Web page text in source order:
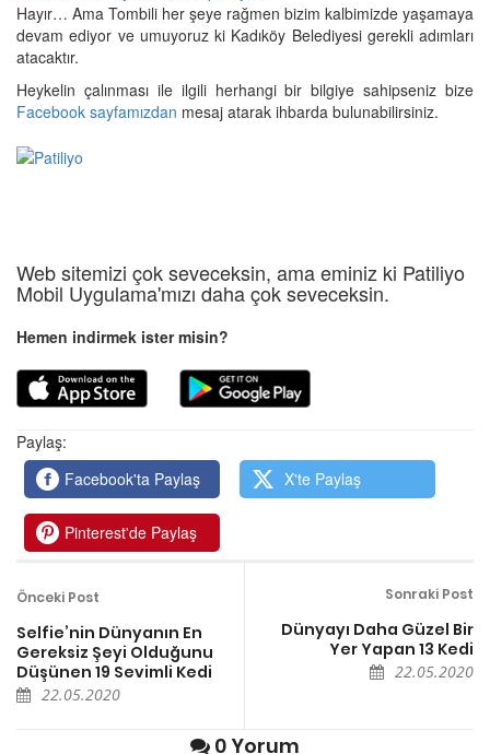
Hayır… Ama Tombili her şeye rağmen bizim kalbimizde yaşamaya
devam ediyor ve umuyoruz ki Kadıköy Belediyesi gerekli adımları
atacaktır.
Heykelin çalınması ile ilgili herhangi bir bilgiye sahipseniz bize
Facebook sayfamızdan mesaj atarak ihbarda bulunabilirsiniz.
Web sitemizi çok seveceksin, ama eminiz ki Patiliyo
Mobil Uygulama'mızı daha çok seveceksin.
Hemen indirmek ister misin?
Paylaş:
Facebook'ta Paylaş
X'te Paylaş
Pinterest'de Paylaş
Önceki Post
Selfie’nin Dünyanın En
Gereksiz Şeyi Olduğunu
Düşünen 19 Sevimli Kedi
22.05.2020
Sonraki Post
Dünyayı Daha Güzel Bir
Yer Yapan 13 Kedi
22.05.2020
0 Yorum